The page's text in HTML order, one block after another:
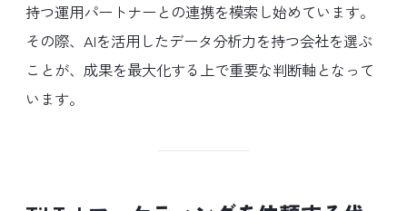
持つ運用パートナーとの連携を模索し始めています。
その際、AIを活用したデータ分析力を持つ会社を選ぶ
ことが、成果を最大化する上で重要な判断軸となって
います。